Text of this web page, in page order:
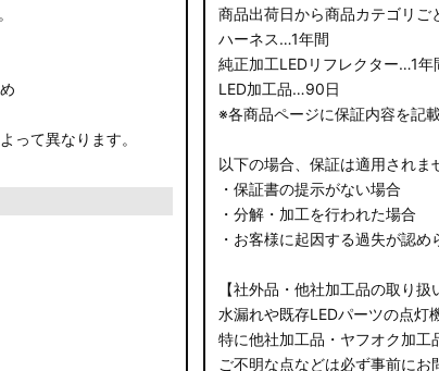
って異なります。
商品出荷日から商品カテゴリご
ハーネス…1年間
純正加工LEDリフレクター…1年
LED加工品…90日
※各商品ページに保証内容を記
以下の場合、保証は適用されま
・保証書の提示がない場合
・分解・加工を行われた場合
・お客様に起因する過失が認め
【社外品・他社加工品の取り扱
水漏れや既存LEDパーツの点灯
特に他社加工品・ヤフオク加
ご不明な点などは必ず事前にお